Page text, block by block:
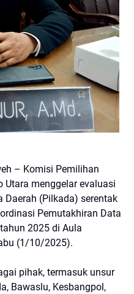
– Komisi Pemilihan
Utara menggelar evaluasi
Daerah (Pilkada) serentak
Pemutakhiran Data
2025 di Aula
(1/10/2025).
pihak, termasuk unsur
Bawaslu, Kesbangpol,